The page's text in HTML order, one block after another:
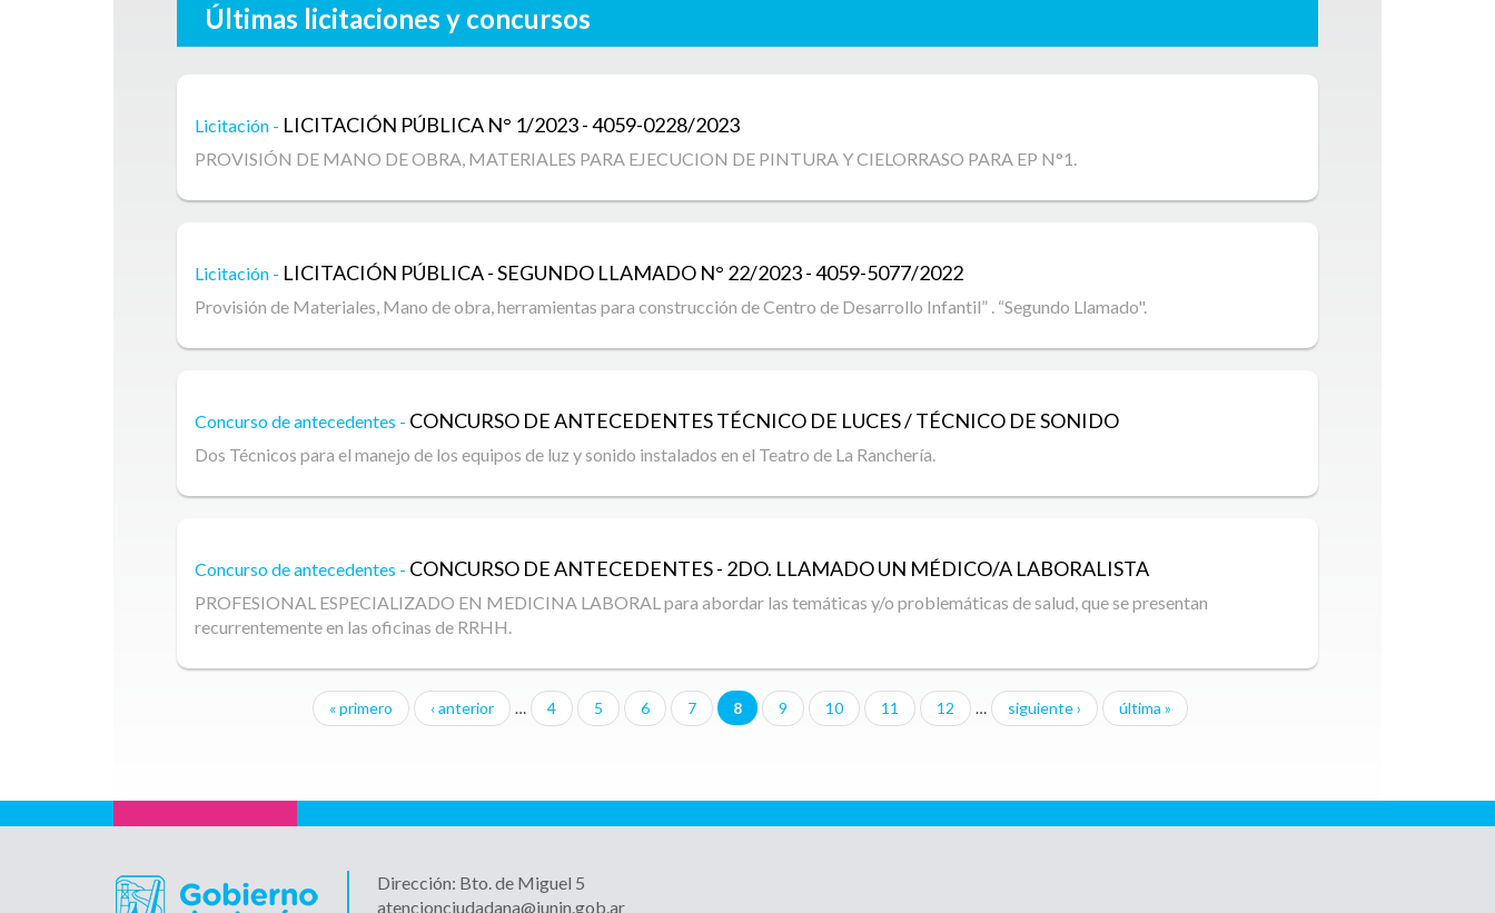
Últimas licitaciones y concursos
Licitación - LICITACIÓN PÚBLICA N° 1/2023 - 4059-0228/2023
PROVISIÓN DE MANO DE OBRA, MATERIALES PARA EJECUCION DE PINTURA Y CIELORRASO PARA EP N°1.
Licitación - LICITACIÓN PÚBLICA - SEGUNDO LLAMADO N° 22/2023 - 4059-5077/2022
Provisión de Materiales, Mano de obra, herramientas para construcción de Centro de Desarrollo Infantil” . “Segundo Llamado".
Concurso de antecedentes - CONCURSO DE ANTECEDENTESTÉCNICO DE LUCES / TÉCNICO DE SONIDO
Dos Técnicos para el manejo de los equipos de luz y sonido instalados en el Teatro de La Ranchería.
Concurso de antecedentes - CONCURSO DE ANTECEDENTES - 2DO. LLAMADOUN MÉDICO/A LABORALISTA
PROFESIONAL ESPECIALIZADO EN MEDICINA LABORAL para abordar las temáticas y/o problemáticas de salud, que se presentan
recurrentemente en las oficinas de RRHH.
« primero ‹ anterior … 4 5 6 7 8 9 10 11 12 … siguiente › última »
Dirección: Bto. de Miguel 5
atencionciudadana@junin.gob.ar